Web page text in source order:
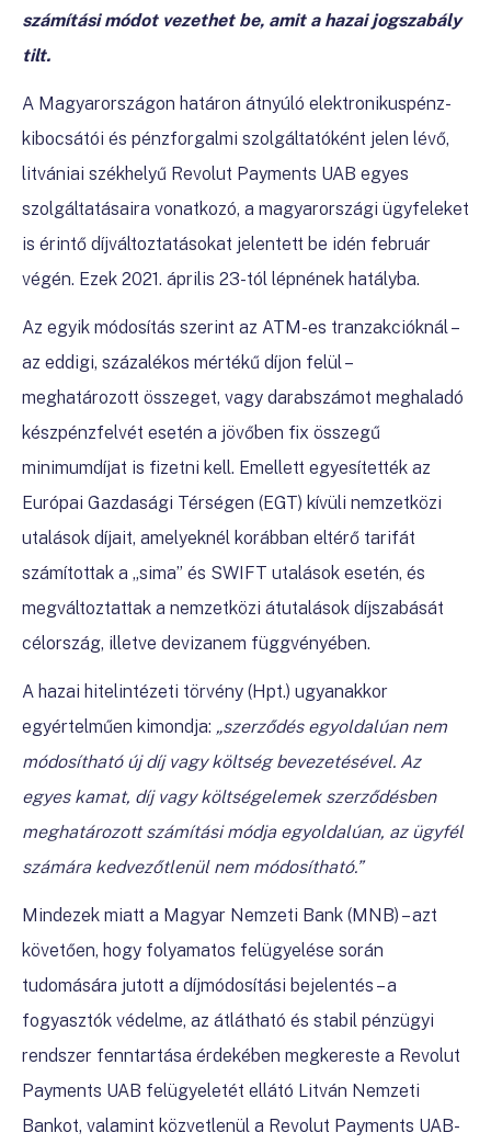
számítási módot vezethet be, amit a hazai jogszabály
tilt.
A Magyarországon határon átnyúló elektronikuspénz-
kibocsátói és pénzforgalmi szolgáltatóként jelen lévő,
litvániai székhelyű Revolut Payments UAB egyes
szolgáltatásaira vonatkozó, a magyarországi ügyfeleket
is érintő díjváltoztatásokat jelentett be idén február
végén. Ezek 2021. április 23-tól lépnének hatályba.
Az egyik módosítás szerint az ATM-es tranzakcióknál –
az eddigi, százalékos mértékű díjon felül –
meghatározott összeget, vagy darabszámot meghaladó
készpénzfelvét esetén a jövőben fix összegű
minimumdíjat is fizetni kell. Emellett egyesítették az
Európai Gazdasági Térségen (EGT) kívüli nemzetközi
utalások díjait, amelyeknél korábban eltérő tarifát
számítottak a „sima” és SWIFT utalások esetén, és
megváltoztattak a nemzetközi átutalások díjszabását
célország, illetve devizanem függvényében.
A hazai hitelintézeti törvény (Hpt.) ugyanakkor
egyértelműen kimondja: „szerződés egyoldalúan nem
módosítható új díj vagy költség bevezetésével. Az
egyes kamat, díj vagy költségelemek szerződésben
meghatározott számítási módja egyoldalúan, az ügyfél
számára kedvezőtlenül nem módosítható.”
Mindezek miatt a Magyar Nemzeti Bank (MNB) – azt
követően, hogy folyamatos felügyelése során
tudomására jutott a díjmódosítási bejelentés – a
fogyasztók védelme, az átlátható és stabil pénzügyi
rendszer fenntartása érdekében megkereste a Revolut
Payments UAB felügyeletét ellátó Litván Nemzeti
Bankot, valamint közvetlenül a Revolut Payments UAB-